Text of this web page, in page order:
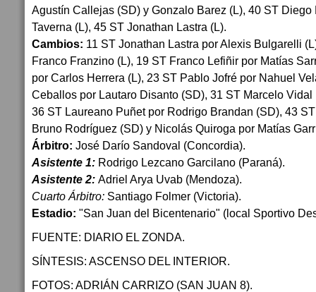
Agustín Callejas (SD) y Gonzalo Barez (L), 40 ST
Taverna (L), 45 ST Jonathan Lastra (L).
Cambios: 11 ST Jonathan Lastra por Alexis Bulgarelli
Franco Franzino (L), 19 ST Franco Lefiñir por Matías
por Carlos Herrera (L), 23 ST Pablo Jofré por Nahuel
Ceballos por Lautaro Disanto (SD), 31 ST Marcelo
36 ST Laureano Puñet por Rodrigo Brandan (SD), 43
Bruno Rodríguez (SD) y Nicolás Quiroga por Matías
Árbitro: José Darío Sandoval (Concordia).
Asistente 1: Rodrigo Lezcano Garcilano (Paraná).
Asistente 2: Adriel Arya Uvab (Mendoza).
Cuarto Árbitro: Santiago Folmer (Victoria).
Estadio: "San Juan del Bicentenario" (local Sportivo
FUENTE: DIARIO EL ZONDA.
SÍNTESIS: ASCENSO DEL INTERIOR.
FOTOS: ADRIÁN CARRIZO (SAN JUAN 8).